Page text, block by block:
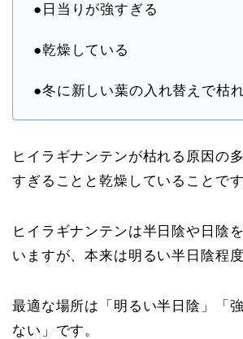
●日当りが強すぎる
●乾燥している
●冬に新しい葉の入れ替えで枯
ヒイラギナンテンが枯れる原因の
すぎることと乾燥していることです
ヒイラギナンテンは半日陰や日陰
いますが、本来は明るい半日陰程
最適な場所は「明るい半日陰」「
ない」です。